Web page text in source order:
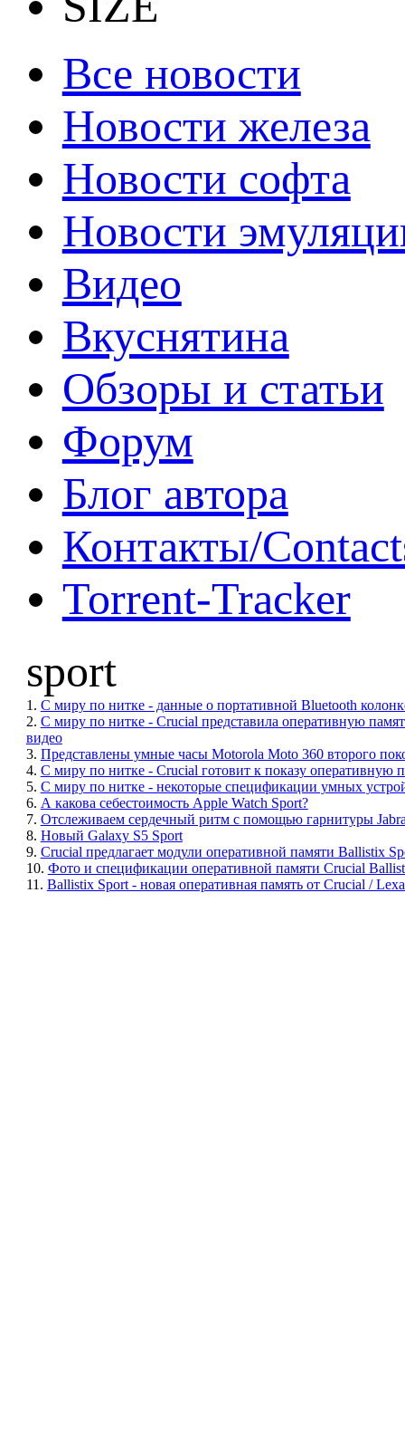
Все новости
Новости железа
Новости софта
Новости
Видео
Вкуснятина
Обзоры и статьи
Форум
Блог автора
Контакты/
Torrent-Tracker
sport
1. С миру по нитке - данные о портативной Bluetooth
2. С миру по нитке - Crucial представила оперативную
видео
3. Представлены умные часы Motorola Moto 360 второго
4. С миру по нитке - Crucial готовит к показу оперативную
5. С миру по нитке - некоторые спецификации умных
6. А какова себестоимость Apple Watch Sport?
7. Отслеживаем сердечный ритм с помощью гарнитуры Jabra
8. Новый Galaxy S5 Sport
9. Crucial предлагает модули оперативной памяти Ballistix
10. Фото и спецификации оперативной памяти Crucial
11. Ballistix Sport - новая оперативная память от Crucial /